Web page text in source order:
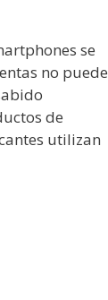
se
no puede
de
utilizan